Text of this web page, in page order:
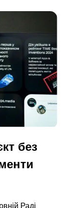
без
Раді